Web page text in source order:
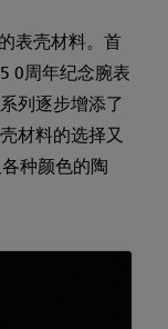
表壳材料。首
0周年纪念腕表
列逐步增添了
材料的选择又
种颜色的陶